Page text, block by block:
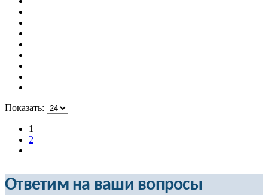
Показать:
1
2
Ответим на ваши вопросы